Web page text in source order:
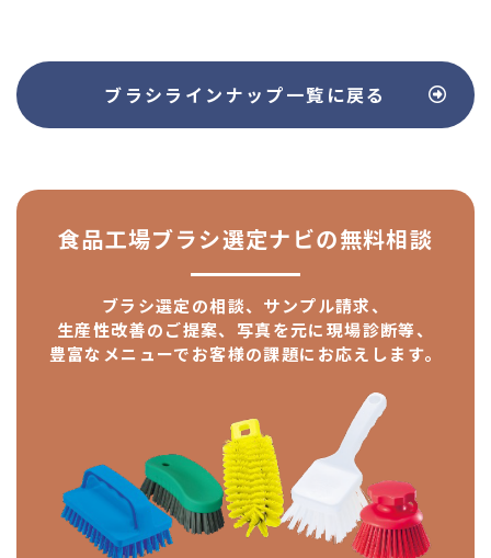
ブラシラインナップ一覧に戻る
食品工場ブラシ選定ナビの無料相談
ブラシ選定の相談、サンプル請求、
生産性改善のご提案、 写真を元に現場診断等、
豊富なメニューでお客様の課題にお応えします。